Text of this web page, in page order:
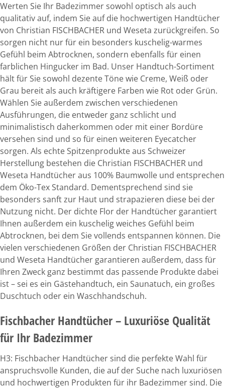
Werten Sie Ihr Badezimmer sowohl optisch als auch
qualitativ auf, indem Sie auf die hochwertigen Handtücher
von Christian FISCHBACHER und Weseta zurückgreifen. So
sorgen nicht nur für ein besonders kuschelig-warmes
Gefühl beim Abtrocknen, sondern ebenfalls für einen
farblichen Hingucker im Bad. Unser Handtuch-Sortiment
hält für Sie sowohl dezente Töne wie Creme, Weiß oder
Grau bereit als auch kräftigere Farben wie Rot oder Grün.
Wählen Sie außerdem zwischen verschiedenen
Ausführungen, die entweder ganz schlicht und
minimalistisch daherkommen oder mit einer Bordüre
versehen sind und so für einen weiteren Eyecatcher
sorgen. Als echte Spitzenprodukte aus Schweizer
Herstellung bestehen die Christian FISCHBACHER und
Weseta Handtücher aus 100% Baumwolle und entsprechen
dem Öko-Tex Standard. Dementsprechend sind sie
besonders sanft zur Haut und strapazieren diese bei der
Nutzung nicht. Der dichte Flor der Handtücher garantiert
Ihnen außerdem ein kuschelig weiches Gefühl beim
Abtrocknen, bei dem Sie vollends entspannen können. Die
vielen verschiedenen Größen der Christian FISCHBACHER
und Weseta Handtücher garantieren außerdem, dass für
Ihren Zweck ganz bestimmt das passende Produkte dabei
ist – sei es ein Gästehandtuch, ein Saunatuch, ein großes
Duschtuch oder ein Waschhandschuh.
Fischbacher Handtücher – Luxuriöse Qualität
für Ihr Badezimmer
H3: Fischbacher Handtücher sind die perfekte Wahl für
anspruchsvolle Kunden, die auf der Suche nach luxuriösen
und hochwertigen Produkten für ihr Badezimmer sind. Die